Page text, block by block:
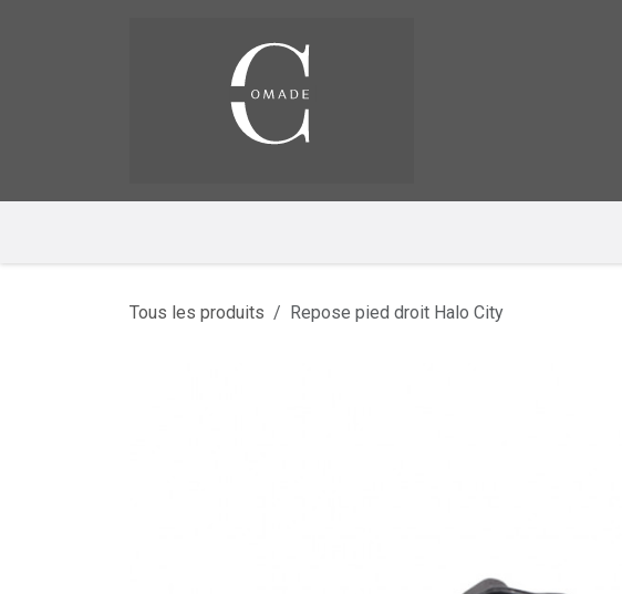
Tous les produits Repose pied droit Halo City